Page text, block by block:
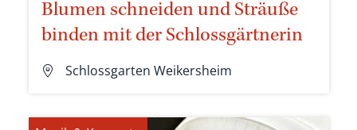
Blumen schneiden und Sträuße
binden mit der Schlossgärtnerin
Schlossgarten Weikersheim